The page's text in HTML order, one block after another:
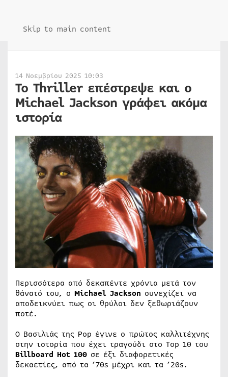
Skip to main content
14 Νοεμβρίου 2025 10:03
Το Thriller επέστρεψε και ο
Michael Jackson γράφει ακόμα
ιστορία
Περισσότερα από δεκαπέντε χρόνια μετά τον
θάνατό του, ο Michael Jackson συνεχίζει να
αποδεικνύει πως οι θρύλοι δεν ξεθωριάζουν
ποτέ.
Ο Βασιλιάς της Pop έγινε ο πρώτος καλλιτέχνης
στην ιστορία που έχει τραγούδι στο Top 10 του
Billboard Hot 100 σε έξι διαφορετικές
δεκαετίες, από τα ’70s μέχρι και τα ’20s.